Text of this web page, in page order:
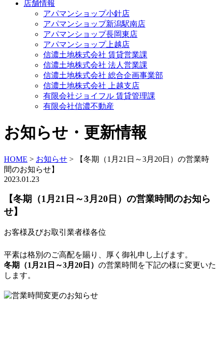
店舗情報
アパマンショップ小針店
アパマンショップ新潟駅南店
アパマンショップ長岡東店
アパマンショップ上越店
信濃土地株式会社 賃貸営業課
信濃土地株式会社 法人営業課
信濃土地株式会社 総合企画事業部
信濃土地株式会社 上越支店
有限会社ジョイフル 賃貸管理課
有限会社信濃不動産
お知らせ・更新情報
HOME > お知らせ >
【冬期（1月21日～3月20日）の営業時
間のお知らせ】
2023.01.23
【冬期（1月21日～3月20日）の営業時間のお知ら
せ】
お客様及びお取引業者様各位
平素は格別のご高配を賜り、厚く御礼申し上げます。
冬期（1月21日～3月20日） の営業時間を下記の様に変更いた
します。